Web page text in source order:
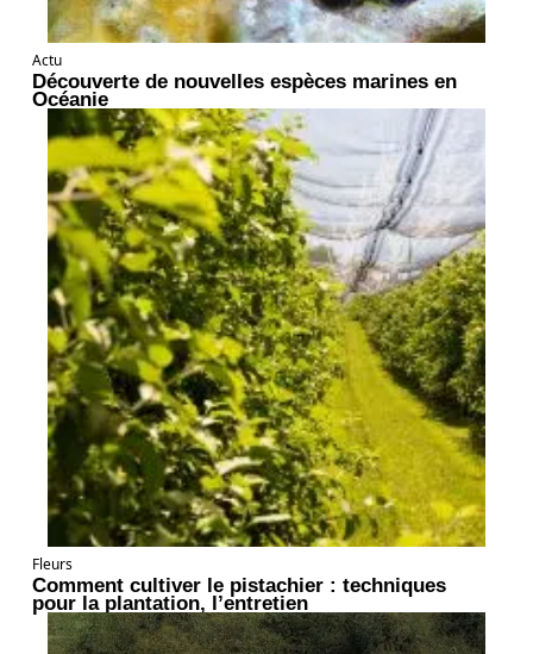
Actu
Découverte de nouvelles espèces marines en
Océanie
Fleurs
Comment cultiver le pistachier : techniques
pour la plantation, l’entretien